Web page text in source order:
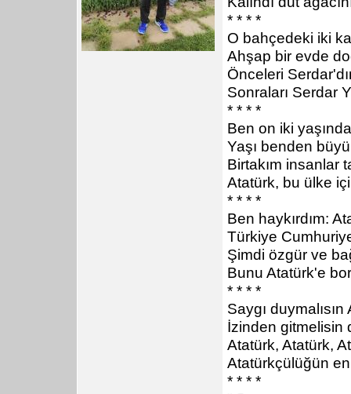
* * * *
O bahçedeki iki
Ahşap bir evde
Önceleri
Sonraları Serdar
* * * *
Ben on iki
Yaşı benden
Birtakım insanlar
Atatürk, bu ülke
* * * *
Ben haykırdım:
Türkiye
Şimdi özgür ve
Bunu Atatürk'e
* * * *
Saygı
İzinden gitmelisin
Atatürk, Atatürk,
Atatürkçülüğün
* * * *